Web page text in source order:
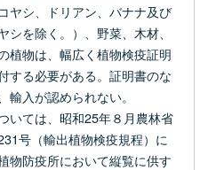
ヤシ、ドリアン、バナナ及び
シを除く。）、野菜、木材、
植物は、幅広く植物検疫証明
する必要がある。証明書のな
輸入が認められない。
いては、昭和25年８月農林省
号（輸出植物検疫規程）に
物防疫所において縦覧に供す